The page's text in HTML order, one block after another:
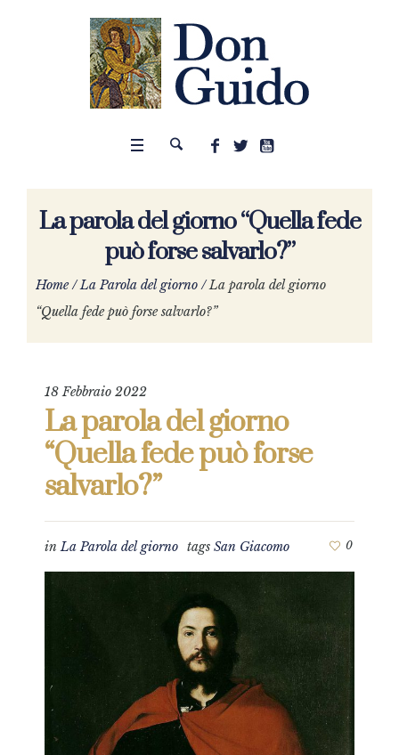
La parola del giorno “Quella fede
può forse salvarlo?”
Home /La Parola del giorno /La parola del giorno
“Quella fede può forse salvarlo?”
18 Febbraio 2022
La parola del giorno
“Quella fede può forse
salvarlo?”
inLa Parola del giorno tags San Giacomo 0